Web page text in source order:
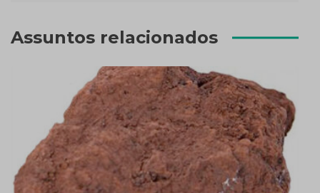
Assuntos relacionados